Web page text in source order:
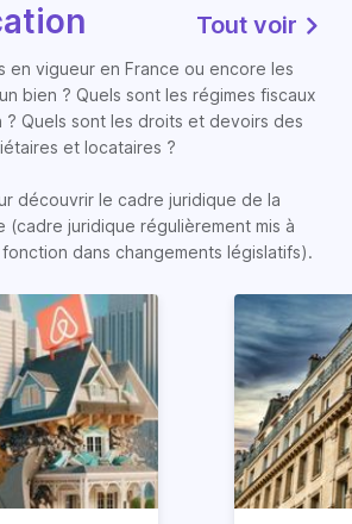
Tout voir
en vigueur en France ou encore les
bien ? Quels sont les régimes fiscaux
? Quels sont les droits et devoirs des
et locataires ?
découvrir le cadre juridique de la
(cadre juridique régulièrement mis à
dans changements législatifs).